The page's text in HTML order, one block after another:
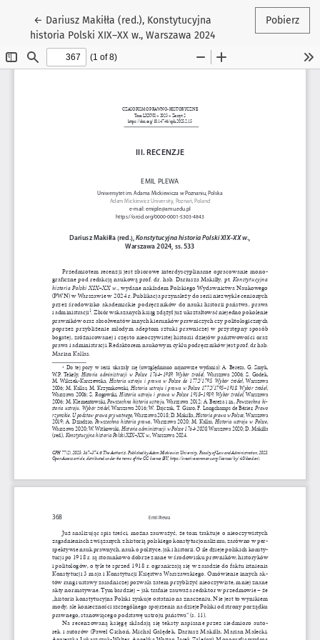
← Wróć do szczegółów artykułu
Dariusz Makiłła (red.), Konstytucyjna
historia Polski XIX–XX w., Warszawa 2024
Pobierz